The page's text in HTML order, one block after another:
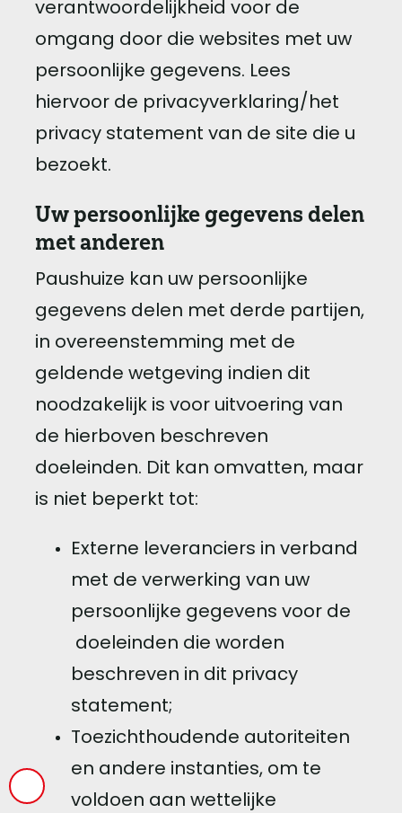
verantwoordelijkheid voor de
omgang door die websites met uw
persoonlijke gegevens. Lees
hiervoor de privacyverklaring/het
privacy statement van de site die u
bezoekt.
Uw persoonlijke gegevens delen
met anderen
Paushuize kan uw persoonlijke
gegevens delen met derde partijen,
in overeenstemming met de
geldende wetgeving indien dit
noodzakelijk is voor uitvoering van
de hierboven beschreven
doeleinden. Dit kan omvatten, maar
is niet beperkt tot:
Externe leveranciers in verband
met de verwerking van uw
persoonlijke gegevens voor de
doeleinden die worden
beschreven in dit privacy
statement;
Toezichthoudende autoriteiten
en andere instanties, om te
voldoen aan wettelijke